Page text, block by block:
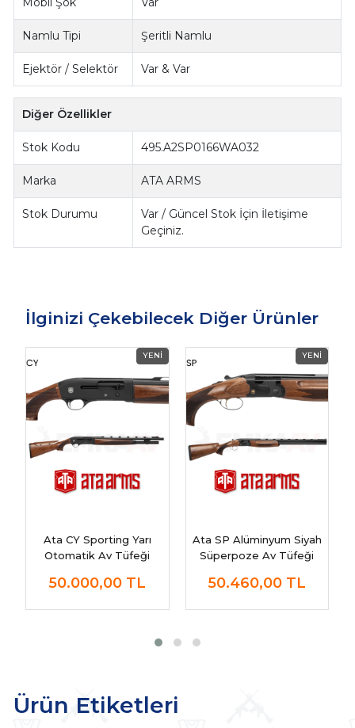
Namlu Tipi Şeritli Namlu
Ejektör / Selektör Var & Var
Diğer Özellikler
Stok Kodu 495.A2SP0166WA032
Marka ATA ARMS
Stok Durumu
Var / Güncel Stok İçin İletişime
Geçiniz.
İlginizi Çekebilecek Diğer Ürünler
Ata CY Sporting Yarı
Otomatik Av Tüfeği
50.000,00 TL
Ata SP Alüminyum Siyah
Süperpoze Av Tüfeği
50.460,00 TL
Ürün Etiketleri